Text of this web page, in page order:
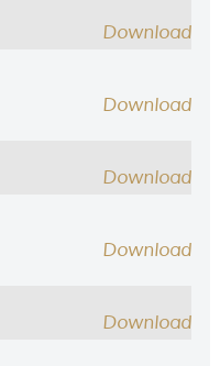
Download
Download
Download
Download
Download